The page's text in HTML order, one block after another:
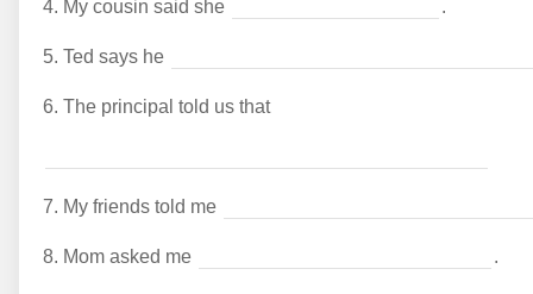
4. My cousin said she .
5. Ted says he
6. The principal told us that
7. My friends told me
8. Mom asked me .